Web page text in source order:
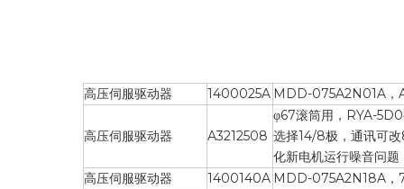
高压伺服驱动器 1400025A MDD-075A2N01A，
高压伺服驱动器 A3212508
φ67滚筒用，RYA-
选择14/8极，通讯可
化新电机运行噪音问题
高压伺服驱动器
1400140A MDD-075A2N18A，